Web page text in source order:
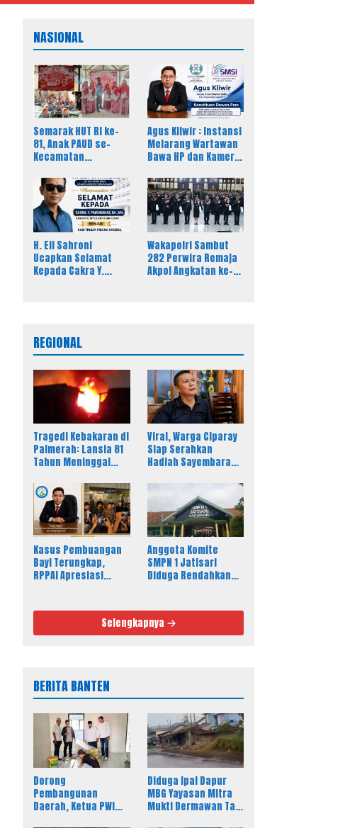
NASIONAL
Semarak HUT RI ke-
81, Anak PAUD se-
Kecamatan
Meriahkan Lomba
Kreativitas
Agus Kliwir : Instansi
Melarang Wartawan
Bawa HP dan Kamera
Ancam Kebebasan
Pers
H. Eli Sahroni
Ucapkan Selamat
Kepada Cakra Y.
Wakapolri Sambut
282 Perwira Remaja
Akpol Angkatan ke-
REGIONAL
Tragedi Kebakaran di
Palmerah: Lansia 81
Tahun Meninggal
Viral, Warga Ciparay
Siap Serahkan
Hadiah Sayembara
Korban
Kasus Pembuangan
Bayi Terungkap,
RPPAI Apresiasi
Anggota Komite
SMPN 1 Jatisari
Diduga Rendahkan
Disorot
Selengkapnya
BERITA BANTEN
Dorong
Pembangunan
Daerah, Ketua PWI
Diduga Ipal Dapur
MBG Yayasan Mitra
Mukti Dermawan Tak